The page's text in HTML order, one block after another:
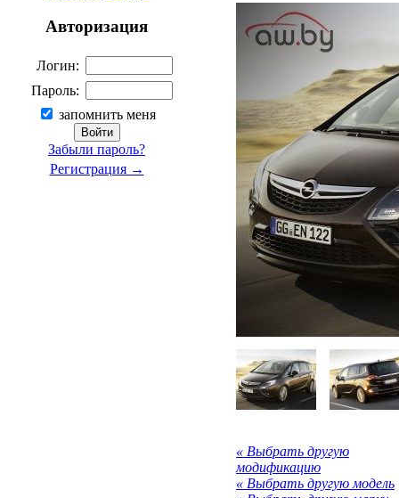
Авторизация
Логин:
Пароль:
запомнить меня
Забыли пароль?
Регистрация →
« Выбрать другую
модификацию
« Выбрать другую модель